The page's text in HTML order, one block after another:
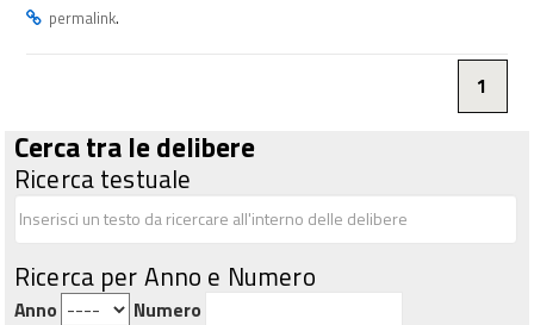
permalink.
1
Cerca tra le delibere
Ricerca testuale
Ricerca per Anno e Numero
Anno Numero